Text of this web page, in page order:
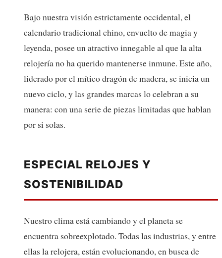
Bajo nuestra visión estrictamente occidental, el
calendario tradicional chino, envuelto de magia y
leyenda, posee un atractivo innegable al que la alta
relojería no ha querido mantenerse inmune. Este año,
liderado por el mítico dragón de madera, se inicia un
nuevo ciclo, y las grandes marcas lo celebran a su
manera: con una serie de piezas limitadas que hablan
por si solas.
ESPECIAL RELOJES Y
SOSTENIBILIDAD
Nuestro clima está cambiando y el planeta se
encuentra sobreexplotado. Todas las industrias, y entre
ellas la relojera, están evolucionando, en busca de